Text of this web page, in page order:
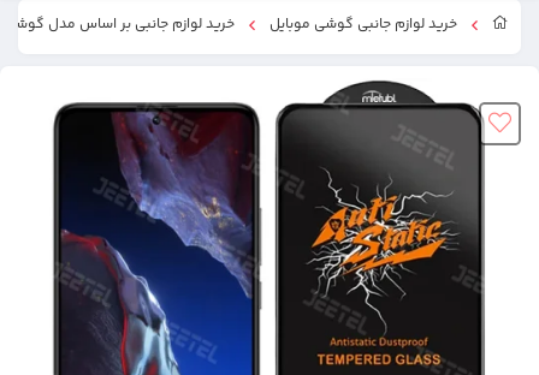
خرید لوازم جانبی گوشی موبایل خرید لوازم جانبی بر اساس مدل گوشی